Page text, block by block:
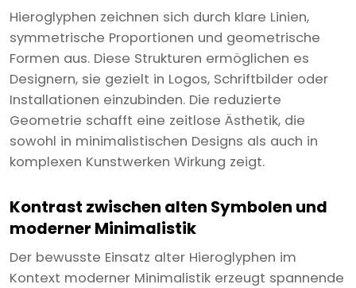
Hieroglyphen zeichnen sich durch klare Linien,
symmetrische Proportionen und geometrische
Formen aus. Diese Strukturen ermöglichen es
Designern, sie gezielt in Logos, Schriftbilder oder
Installationen einzubinden. Die reduzierte
Geometrie schafft eine zeitlose Ästhetik, die
sowohl in minimalistischen Designs als auch in
komplexen Kunstwerken Wirkung zeigt.
Kontrast zwischen alten Symbolen und
moderner Minimalistik
Der bewusste Einsatz alter Hieroglyphen im
Kontext moderner Minimalistik erzeugt spannende